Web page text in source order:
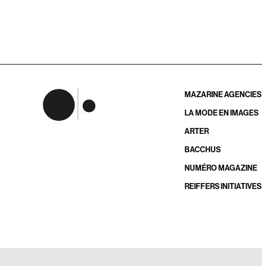
MAZARINE AGENCIES
LA MODE EN IMAGES
ARTER
BACCHUS
NUMÉRO MAGAZINE
REIFFERS INITIATIVES